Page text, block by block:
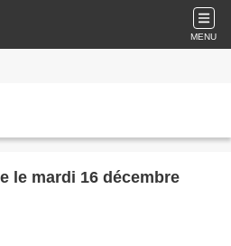
MENU
le mardi 16 décembre